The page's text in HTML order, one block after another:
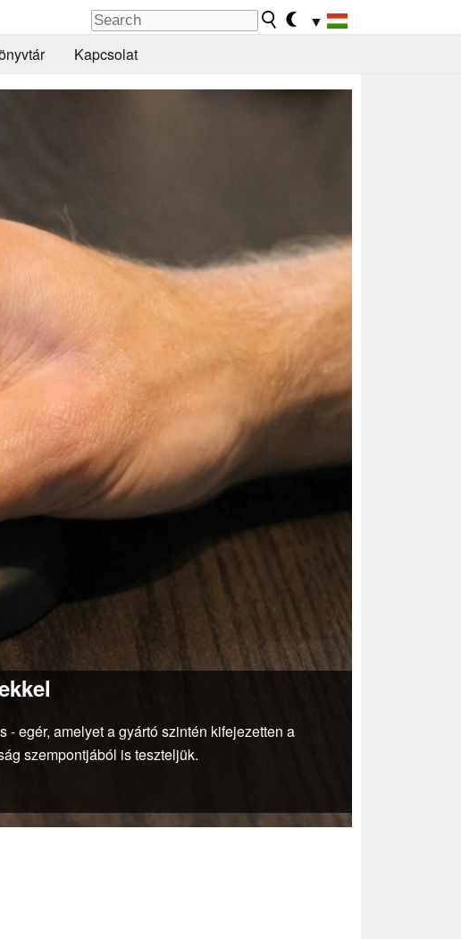
▼
Kapcsolat
egér, amelyet a gyártó szintén kifejezetten a
szempontjából is teszteljük.